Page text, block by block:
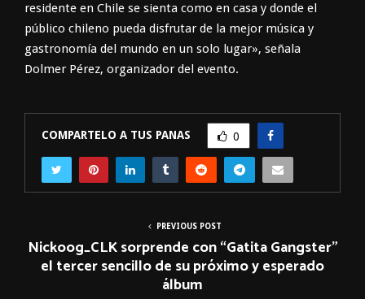
residente en Chile se sienta como en casa y donde el
público chileno pueda disfrutar de la mejor música y
gastronomía del mundo en un solo lugar», señala
Dolmer Pérez, organizador del evento.
COMPARTELO A TUS PANAS 0
PREVIOUS POST
Nickoog_CLK sorprende con “Gatita Gangster”
el tercer sencillo de su próximo y esperado
álbum